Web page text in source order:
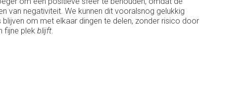
van negativiteit. We kunnen dit vooralsnog gelukkig
om met elkaar dingen te delen, zonder risico door
fijne plek blijft.